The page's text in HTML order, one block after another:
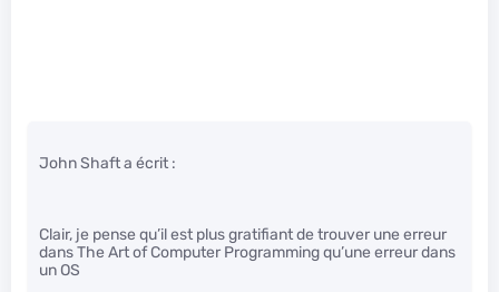
John Shaft a écrit :
Clair, je pense qu’il est plus gratifiant de trouver une erreur
dans The Art of Computer Programming qu’une erreur dans
un OS